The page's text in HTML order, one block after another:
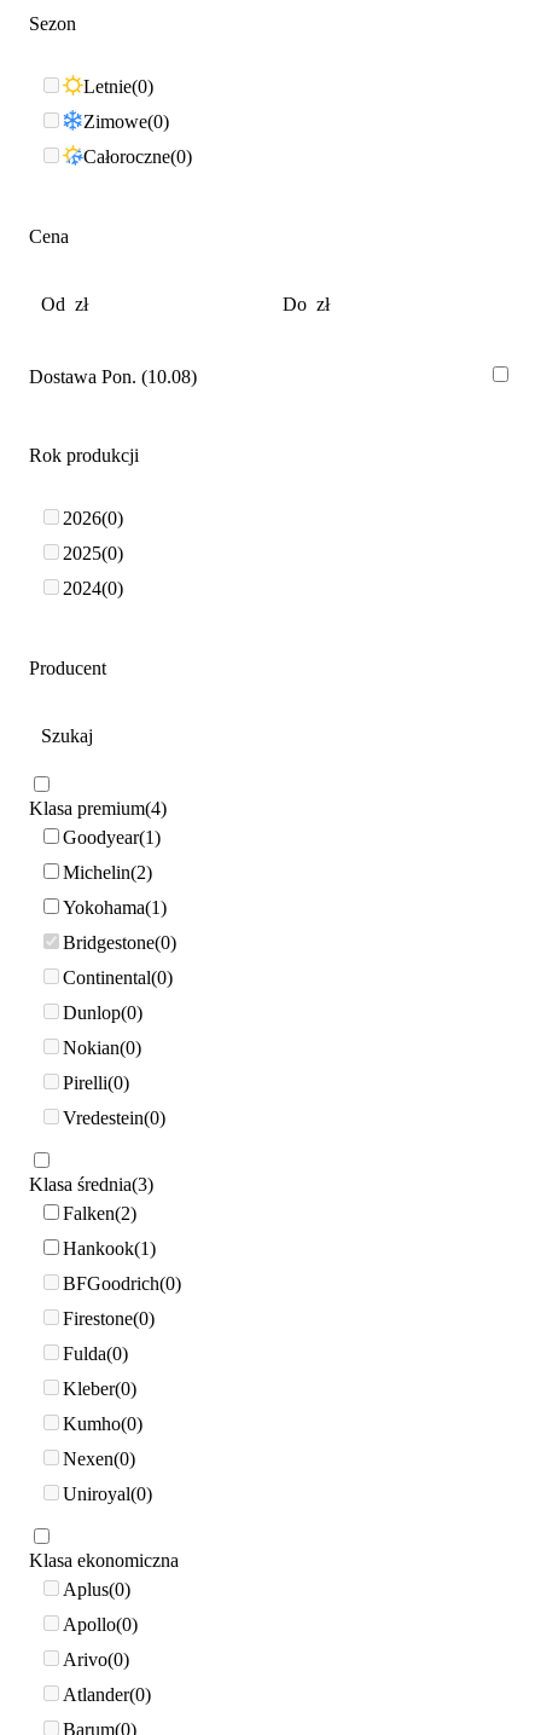
Sezon
Letnie 0
Zimowe 0
Całoroczne 0
Cena
Dostawa Pon. (10.08)
Rok produkcji
2026 0
2025 0
2024 0
Producent
Klasa premium 4
Goodyear 1
Michelin 2
Yokohama 1
Bridgestone 0
Continental 0
Dunlop 0
Nokian 0
Pirelli 0
Vredestein 0
Klasa średnia 3
Falken 2
Hankook 1
BFGoodrich 0
Firestone 0
Fulda 0
Kleber 0
Kumho 0
Nexen 0
Uniroyal 0
Klasa ekonomiczna
Aplus 0
Apollo 0
Arivo 0
Atlander 0
Barum 0